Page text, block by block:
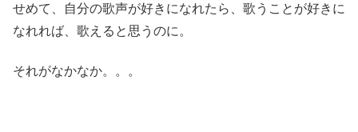
せめて、自分の歌声が好きになれたら、歌うことが好きに
なれれば、歌えると思うのに。
それがなかなか。。。